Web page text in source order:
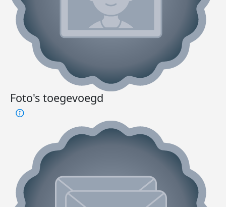
Foto's toegevoegd